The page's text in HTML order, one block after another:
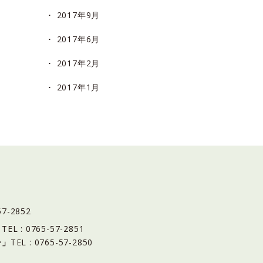
2017年9月
2017年6月
2017年2月
2017年1月
2852
TEL : 0765-57-2851
TEL : 0765-57-2850